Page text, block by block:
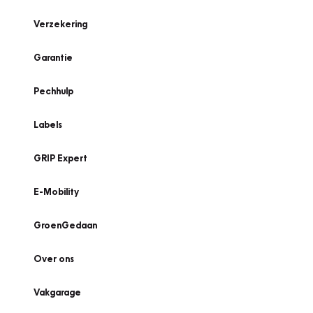
Verzekering
Garantie
Pechhulp
Labels
GRIP Expert
E-Mobility
GroenGedaan
Over ons
Vakgarage